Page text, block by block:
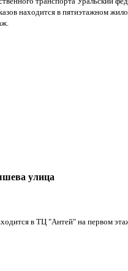
находится в пятиэтажном
улица
в ТЦ "Антей" на первом